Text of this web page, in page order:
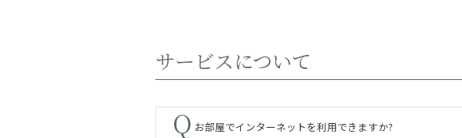
サービスについて
お部屋でインターネットを利用できますか?